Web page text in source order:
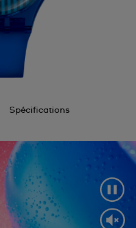
Spécifications